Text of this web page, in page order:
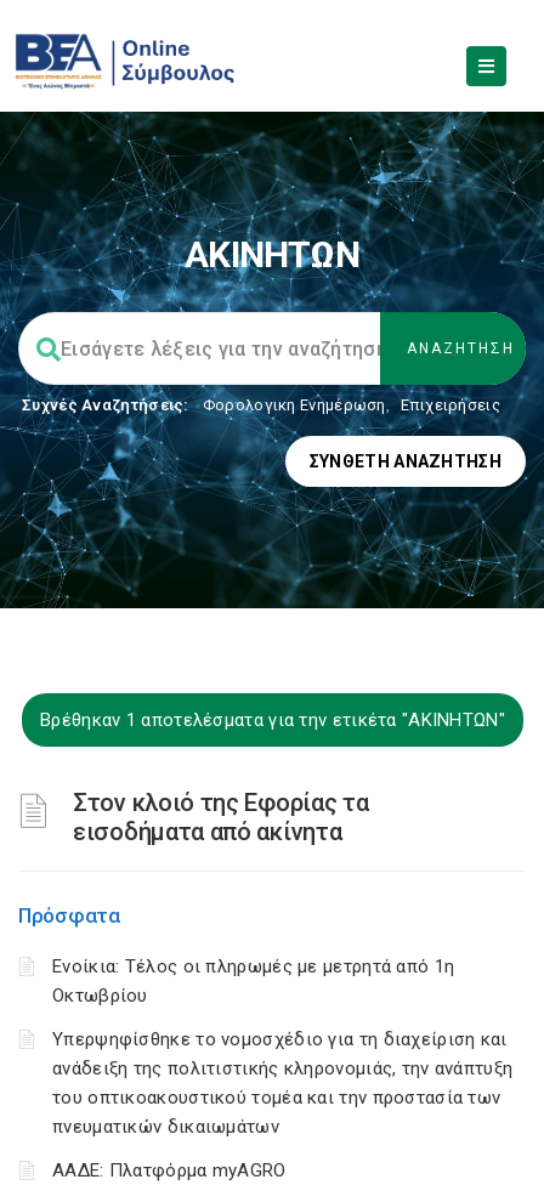
ΑΚΙΝΗΤΩΝ
Συχνές Αναζητήσεις: Φορολογικη Ενημέρωση, Επιχειρήσεις
ΣΎΝΘΕΤΗ ΑΝΑΖΉΤΗΣΗ
Βρέθηκαν 1 αποτελέσματα για την ετικέτα "ΑΚΙΝΗΤΩΝ"
Στον κλοιό της Εφορίας τα
εισοδήματα από ακίνητα
Πρόσφατα
Ενοίκια: Τέλος οι πληρωμές με μετρητά από 1η
Οκτωβρίου
Υπερψηφίσθηκε το νομοσχέδιο για τη διαχείριση και
ανάδειξη της πολιτιστικής κληρονομιάς, την ανάπτυξη
του οπτικοακουστικού τομέα και την προστασία των
πνευματικών δικαιωμάτων
ΑΑΔΕ: Πλατφόρμα myAGRO